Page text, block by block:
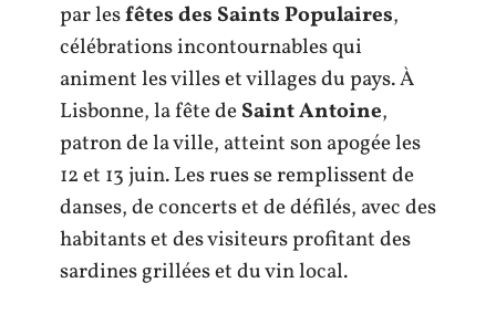
par lesfêtes des Saints Populaires,
célébrations incontournables qui
animent les villes et villages du pays. À
Lisbonne, la fête deSaint Antoine,
patron de la ville, atteint son apogée les
12 et 13 juin. Les rues se remplissent de
danses, de concerts et de défilés, avec des
habitants et des visiteurs profitant des
sardines grillées et du vin local.